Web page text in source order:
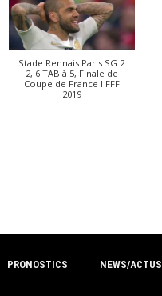
Stade Rennais Paris SG 2
2, 6 TAB à 5, Finale de
Coupe de France I FFF
2019
PRONOSTICS NEWS/ACTUS